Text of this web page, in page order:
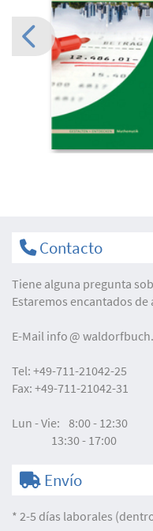
Contacto
Tiene alguna pregunta
Estaremos encantados de
E-Mail info
Tel: +49-711-21042-25
Fax: +49-711-21042-31
Lun - Vie: 8:00 - 12:30
13:30 - 17:00
Envío
* 2-5 días laborales